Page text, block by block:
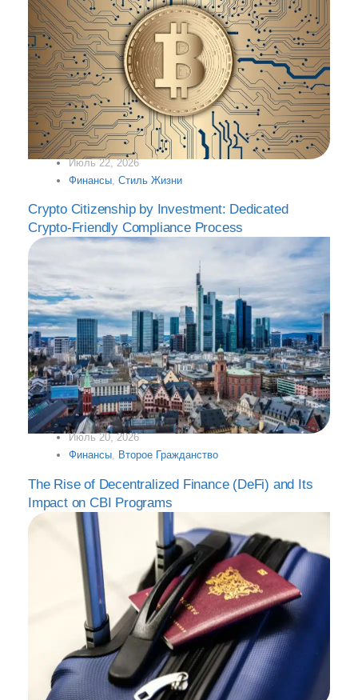
Июль 22, 2026
Финансы Стиль Жизни
Crypto Citizenship by Investment: Dedicated
Crypto-Friendly Compliance Process
Июль 20, 2026
Финансы, Второе Гражданство
The Rise of Decentralized Finance (DeFi) and Its
Impact on CBI Programs